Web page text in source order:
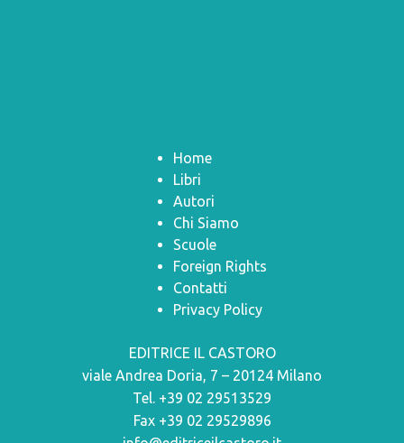
Home
Libri
Autori
Chi Siamo
Scuole
Foreign Rights
Contatti
Privacy Policy
EDITRICE IL CASTORO
viale Andrea Doria, 7 – 20124 Milano
Tel. +39 02 29513529
Fax +39 02 29529896